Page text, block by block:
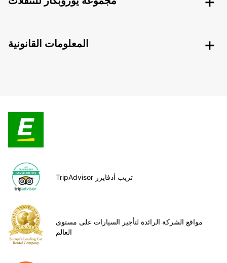
المعلومات القانونية
TripAdvisor تريب أدفايزر
مواقع الشركة الرائدة لتأجير السيارات على مستوى
العالم